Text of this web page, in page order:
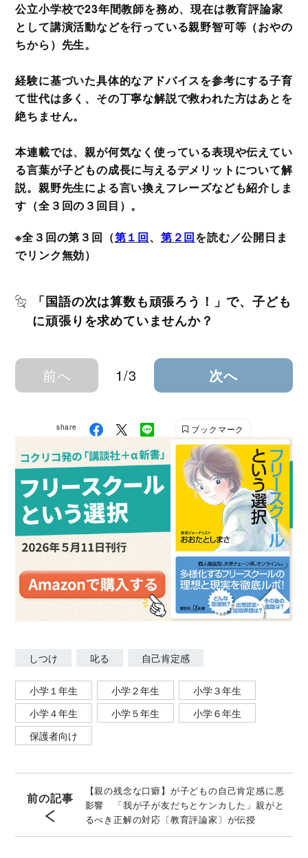
公立小学校で23年間教師を務め、現在は教育評論家
として講演活動などを行っている親野智可等（おやの
ちから）先生。
経験に基づいた具体的なアドバイスを参考にする子育
て世代は多く、その丁寧な解説で救われた方はあとを
絶ちません。
本連載では、親が何気なく使っている表現や伝えてい
る言葉が子どもの成長に与えるデメリットについて解
説。親野先生による言い換えフレーズなども紹介しま
す（全３回の３回目）。
※全３回の第３回（第１回、 第２回を読む／公開日ま
でリンク無効）
「国語の次は算数も頑張ろう！」で、子ども
に頑張りを求めていませんか？
前へ 1/3 次へ
share ブックマーク
しつけ 叱る 自己肯定感
小学１年生 小学２年生
小学３年生
小学４年生
小学５年生
小学６年生
保護者向け
前の記事
【親の残念な口癖】が子どもの自己肯定感に悪
影響 「我が子が友だちとケンカした」親がと
るべき正解の対応〔教育評論家〕が伝授